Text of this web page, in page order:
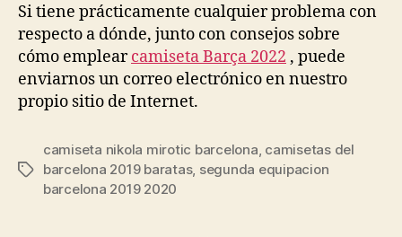
Si tiene prácticamente cualquier problema con
respecto a dónde, junto con consejos sobre
cómo emplearcamiseta Barça 2022 , puede
enviarnos un correo electrónico en nuestro
propio sitio de Internet.
Etiquetas
camiseta nikola mirotic barcelona camisetas del
barcelona 2019 baratas, segunda equipacion
barcelona 2019 2020